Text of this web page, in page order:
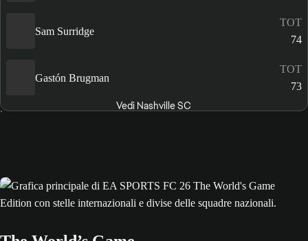
Sam Surridge
TOT
74
Gastón Brugman
TOT
73
Vedi Nashville SC